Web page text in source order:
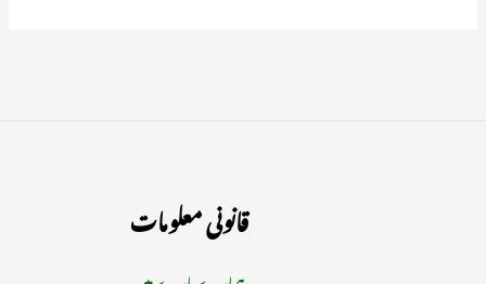
قانونی معلومات